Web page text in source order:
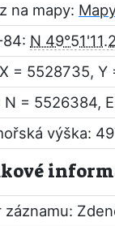
na mapy:
84: N
= 5528735,
N = 5526384,
výška:
záznamu: